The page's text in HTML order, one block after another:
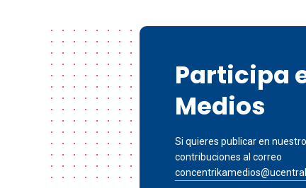
Participa
Medios
Si quieres publicar en
contribuciones al correo